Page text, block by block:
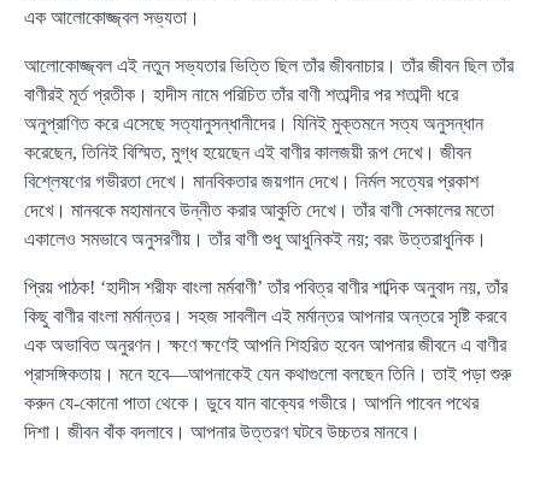
এক আলোকোজ্জ্বল সভ্যতা।
আলোকোজ্জ্বল এই নতুন সভ্যতার ভিত্তি ছিল তাঁর জীবনাচার। তাঁর জীবন ছিল তাঁর
বাণীরই মূর্ত প্রতীক। হাদীস নামে পরিচিত তাঁর বাণী শতাব্দীর পর শতাব্দী ধরে
অনুপ্রাণিত করে এসেছে সত্যানুসন্ধানীদের। যিনিই মুক্তমনে সত্য অনুসন্ধান
করেছেন, তিনিই বিস্মিত, মুগ্ধ হয়েছেন এই বাণীর কালজয়ী রূপ দেখে। জীবন
বিশ্লেষণের গভীরতা দেখে। মানবিকতার জয়গান দেখে। নির্মল সত্যের প্রকাশ
দেখে। মানবকে মহামানবে উন্নীত করার আকুতি দেখে। তাঁর বাণী সেকালের মতো
একালেও সমভাবে অনুসরণীয়। তাঁর বাণী শুধু আধুনিকই নয়; বরং উত্তরাধুনিক।
প্রিয় পাঠক! ‘হাদীস শরীফ বাংলা মর্মবাণী’ তাঁর পবিত্র বাণীর শাব্দিক অনুবাদ নয়, তাঁর
কিছু বাণীর বাংলা মর্মান্তর। সহজ সাবলীল এই মর্মান্তর আপনার অন্তরে সৃষ্টি করবে
এক অভাবিত অনুরণন। ক্ষণে ক্ষণেই আপনি শিহরিত হবেন আপনার জীবনে এ বাণীর
প্রাসঙ্গিকতায়। মনে হবে—আপনাকেই যেন কথাগুলো বলছেন তিনি। তাই পড়া শুরু
করুন যে-কোনো পাতা থেকে। ডুবে যান বাক্যের গভীরে। আপনি পাবেন পথের
দিশা। জীবন বাঁক বদলাবে। আপনার উত্তরণ ঘটবে উচ্চতর মানবে।